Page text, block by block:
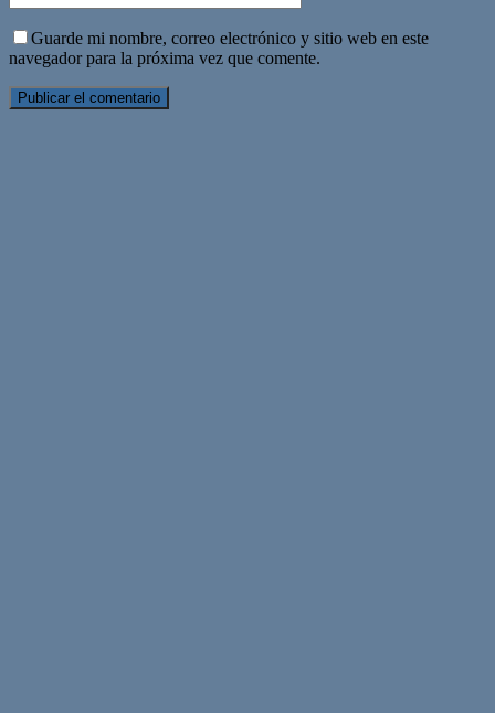
Guarde mi nombre, correo electrónico y sitio web en este
navegador para la próxima vez que comente.